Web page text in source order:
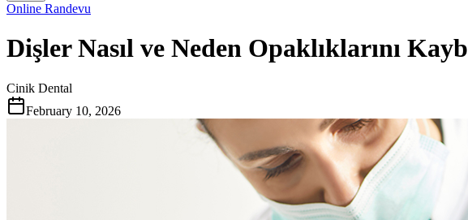
Online Randevu
Dişler Nasıl ve Neden Opaklıklarını
Cinik Dental
February 10, 2026